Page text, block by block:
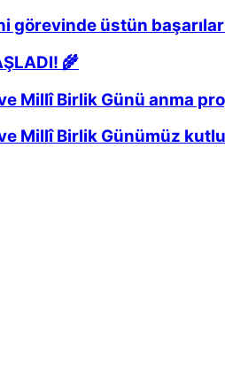
görevinde üstün
🌾
Millî Birlik Günü anma
Millî Birlik Günümüz